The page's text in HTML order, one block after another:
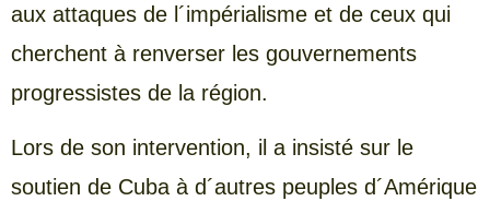
aux attaques de l´impérialisme et de ceux qui
cherchent à renverser les gouvernements
progressistes de la région.
Lors de son intervention, il a insisté sur le
soutien de Cuba à d´autres peuples d´Amérique